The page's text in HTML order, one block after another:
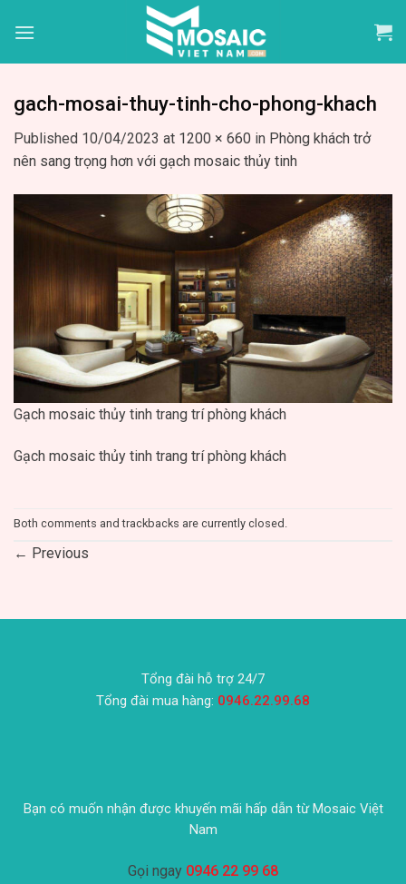
gach-mosai-thuy-tinh-cho-phong-khach
Published 10/04/2023 at 1200 × 660 in Phòng khách trở
nên sang trọng hơn với gạch mosaic thủy tinh
Gạch mosaic thủy tinh trang trí phòng khách
Gạch mosaic thủy tinh trang trí phòng khách
Both comments and trackbacks are currently closed.
← Previous
Tổng đài hỗ trợ 24/7
Tổng đài mua hàng: 0946.22.99.68
Bạn có muốn nhận được khuyến mãi hấp dẫn từ Mosaic Việt
Nam
Gọi ngay 0946 22 99 68